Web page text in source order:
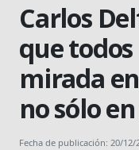
Carlos
que
mirada
no sólo
Fecha de publicación: 20/12/